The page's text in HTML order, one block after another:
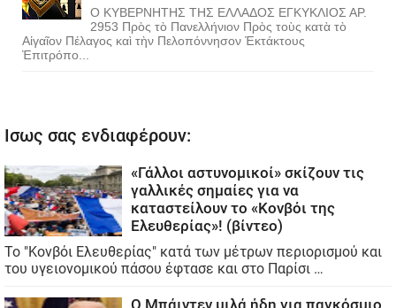
Ο ΚΥΒΕΡΝΗΤΗΣ ΤΗΣ ΕΛΛΑΔΟΣ ΕΓΚΥΚΛΙΟΣ ΑΡ.
2953 Πρὸς τὸ Πανελλήνιον Πρὸς τοὺς κατὰ τὸ
Αἰγαῖον Πέλαγος καὶ τὴν Πελοπόννησον Ἐκτάκτους
Ἐπιτρόπο...